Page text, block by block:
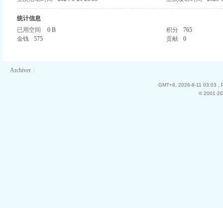
统计信息
已用空间
0 B 积分
765
金钱
575 贡献 0
Archiver
GMT+8, 2026-8-11 03:03
© 2001-